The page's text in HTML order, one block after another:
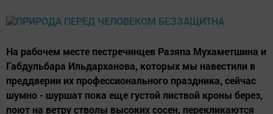
На рабочем месте пестречинцев Разяпа Мухаметшина и
Габдульбара Ильдарханова, которых мы навестили в
преддверии их профессионального праздника, сейчас
шумно - шуршат пока еще густой листвой кроны берез,
поют на ветру стволы высоких сосен, перекликаются